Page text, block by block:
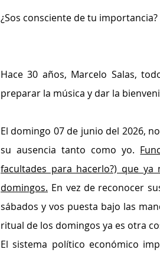
¿Sos consciente de tu importancia?
Hace 30 años, Marcelo Salas,
preparar la música y dar la
El domingo 07 de junio del 2026,
su ausencia tanto como yo.
facultades para hacerlo?) que
domingos. En vez de reconocer
sábados y vos puesta bajo las
ritual de los domingos ya es otra
El sistema político económico